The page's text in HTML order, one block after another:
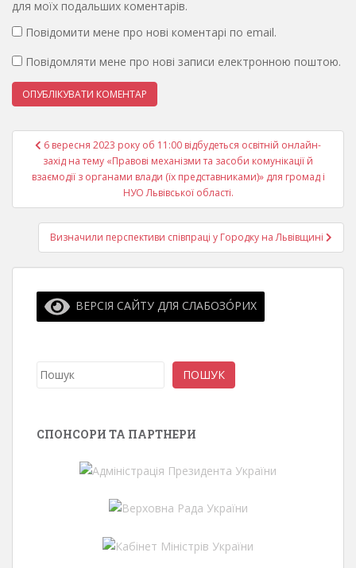
для моїх подальших коментарів.
Повідомити мене про нові коментарі по email.
Повідомляти мене про нові записи електронною поштою.
Навігація
записів
6 вересня 2023 року об 11:00 відбудеться освітній онлайн-
захід на тему «Правові механізми та засоби комунікації й
взаємодії з органами влади (їх представниками)» для громад і
НУО Львівської області.
Визначили перспективи співпраці у Городку на Львівщині
ВЕРСІЯ САЙТУ ДЛЯ СЛАБОЗО́РИХ
Пошук ПОШУК
СПОНСОРИ ТА ПАРТНЕРИ